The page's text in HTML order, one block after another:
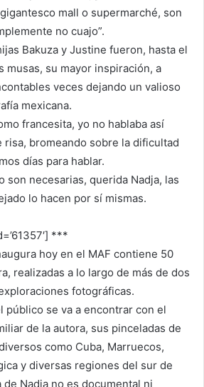
mall o supermarché, son
no cuajo”.
Bakuza y Justine fueron, hasta el
musas, su mayor inspiración, a
veces dejando un valioso
mexicana.
francesita, yo no hablaba así
risa, bromeando sobre la dificultad
días para hablar.
son necesarias, querida Nadja, las
lo hacen por sí mismas.
***
hoy en el MAF contiene 50
realizadas a lo largo de más de dos
fotográficas.
público se va a encontrar con el
de la autora, sus pinceladas de
como Cuba, Marruecos,
y diversas regiones del sur de
Nadja no es documental ni